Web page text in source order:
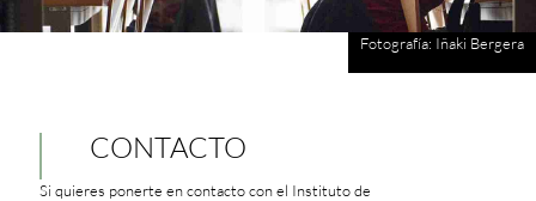
Fotografía: Iñaki Bergera
CONTACTO
Si quieres ponerte en contacto con el Instituto de